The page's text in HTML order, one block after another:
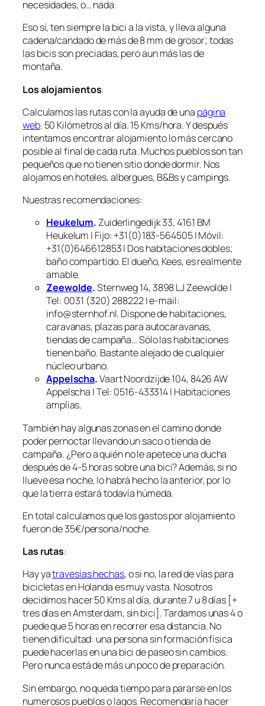
necesidades, o… nada.
Eso sí, ten siempre la bici a la vista, y lleva alguna
cadena/candado de más de 8 mm de grosor; todas
las bicis son preciadas, pero aun más las de
montaña.
Los alojamientos:
Calculamos las rutas con la ayuda de una página
web. 50 Kilómetros al día. 15 Kms/hora. Y después
intentamos encontrar alojamiento lo más cercano
posible al final de cada ruta. Muchos pueblos son tan
pequeños que no tienen sitio donde dormir. Nos
alojamos en hoteles, albergues, B&Bs y campings.
Nuestras recomendaciones:
Heukelum. Zuiderlingedijk 33, 4161 BM
Heukelum | Fijo: +31(0)183-564505 | Móvil:
+31(0)646612853 | Dos habitaciones dobles;
baño compartido. El dueño, Kees, es realmente
amable.
Zeewolde.Sternweg 14, 3898 LJ Zeewolde |
Tel: 0031 (320) 288222 | e-mail:
info@sternhof.nl. Dispone de habitaciones,
caravanas, plazas para autocaravanas,
tiendas de campaña… Sólo las habitaciones
tienen baño. Bastante alejado de cualquier
núcleo urbano.
Appelscha.Vaart Noordzijde 104, 8426 AW
Appelscha | Tel: 0516-433314 | Habitaciones
amplias.
También hay algunas zonas en el camino donde
poder pernoctar llevando un saco o tienda de
campaña. ¿Pero a quién no le apetece una ducha
después de 4-5 horas sobre una bici? Además, si no
llueve esa noche, lo habrá hecho la anterior, por lo
que la tierra estará todavía húmeda.
En total calculamos que los gastos por alojamiento
fueron de 35€/persona/noche.
Las rutas:
Hay yatravesías hechas, o si no, la red de vías para
bicicletas en Holanda es muy vasta. Nosotros
decidimos hacer 50 Kms al día, durante 7 u 8 días [+
tres días en Amsterdam, sin bici]. Tardamos unas 4 o
puede que 5 horas en recorrer esa distancia. No
tienen dificultad: una persona sin formación física
puede hacerlas en una bici de paseo sin cambios.
Pero nunca está de más un poco de preparación.
Sin embargo, no queda tiempo para pararse en los
numerosos pueblos o lagos. Recomendaría hacer